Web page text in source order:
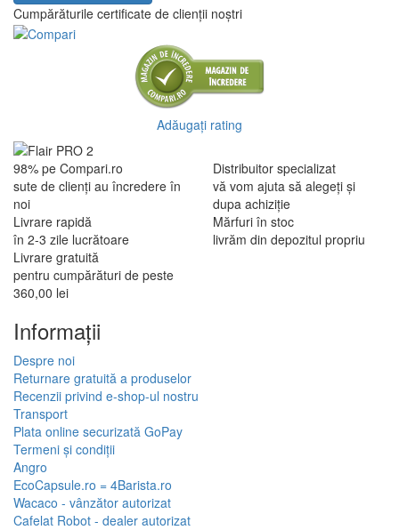
Cumpărăturile certificate de clienții noștri
Adăugați rating
98% pe Compari.ro
sute de clienți au încredere în
noi
Distribuitor specializat
vă vom ajuta să alegeți și
dupa achiziție
Livrare rapidă
în 2-3 zile lucrătoare
Mărfuri în stoc
livrăm din depozitul propriu
Livrare gratuită
pentru cumpărături de peste
360,00 lei
Informaţii
Despre noi
Returnare gratuită a produselor
Recenzii privind e-shop-ul nostru
Transport
Plata online securizată GoPay
Termeni și condiții
Angro
EcoCapsule.ro = 4Barista.ro
Wacaco - vânzător autorizat
Cafelat Robot - dealer autorizat